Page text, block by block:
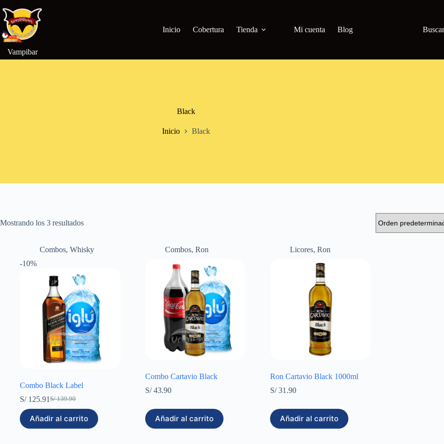
al
contenido
Vampibar
Inicio Cobertura Tienda Mi cuenta Blog Buscar
Black
Inicio Black
Mostrando los 3 resultados
Combos, Whisky
-10%
Combo Black Label
S/139.90
El
precio
original
era:
S/125.91El
precio
actual
es:
Añadir al carrito
Combos, Ron
Combo Cartavio Black
S/43.90
Añadir al carrito
Licores, Ron
Ron Cartavio Black 1000ml
S/31.90
Añadir al carrito